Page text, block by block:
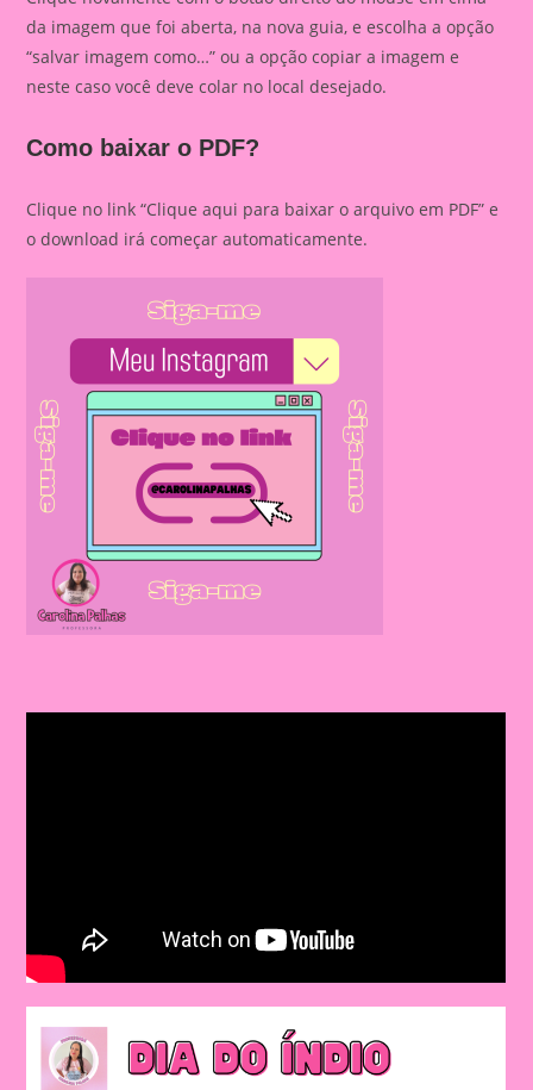
da imagem que foi aberta, na nova guia, e escolha a opção
“salvar imagem como…” ou a opção copiar a imagem e
neste caso você deve colar no local desejado.
Como baixar o PDF?
Clique no link “Clique aqui para baixar o arquivo em PDF” e
o download irá começar automaticamente.